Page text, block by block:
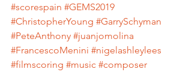
#scorespain #GEMS2019
#ChristopherYoung #GarrySchyman
#PeteAnthony #juanjomolina
#FrancescoMenini #nigelashleylees
#filmscoring #music #composer